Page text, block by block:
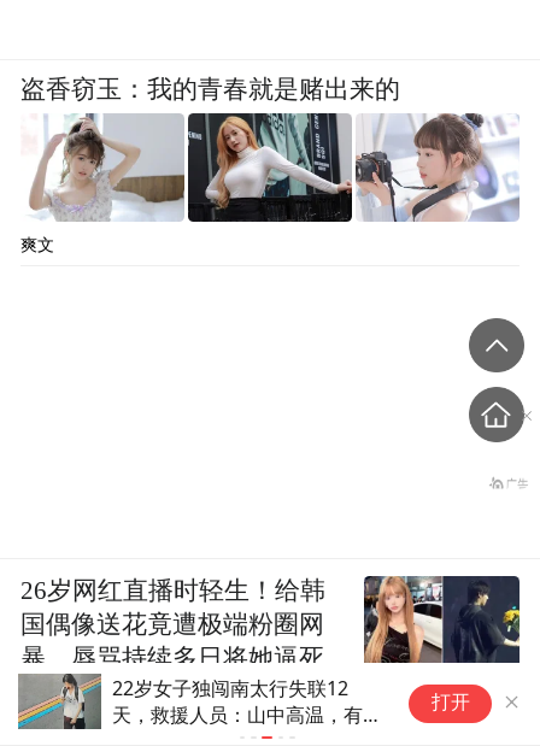
老人高温登山中暑被困 北京怀
柔消防紧急营救
打开
盗香窃玉：我的青春就是赌出来的
爽文
26岁网红直播时轻生！给韩
国偶像送花竟遭极端粉圈网
暴，辱骂持续多日将她逼死